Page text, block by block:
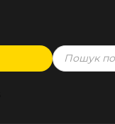
Products
search